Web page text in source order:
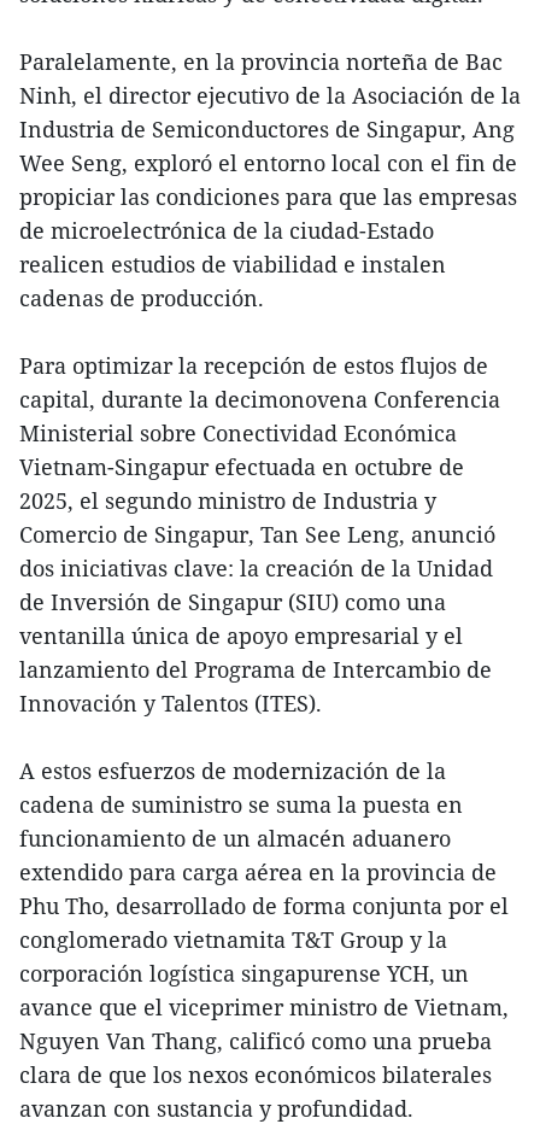
Paralelamente, en la provincia norteña de Bac
Ninh, el director ejecutivo de la Asociación de la
Industria de Semiconductores de Singapur, Ang
Wee Seng, exploró el entorno local con el fin de
propiciar las condiciones para que las empresas
de microelectrónica de la ciudad-Estado
realicen estudios de viabilidad e instalen
cadenas de producción.
Para optimizar la recepción de estos flujos de
capital, durante la decimonovena Conferencia
Ministerial sobre Conectividad Económica
Vietnam-Singapur efectuada en octubre de
2025, el segundo ministro de Industria y
Comercio de Singapur, Tan See Leng, anunció
dos iniciativas clave: la creación de la Unidad
de Inversión de Singapur (SIU) como una
ventanilla única de apoyo empresarial y el
lanzamiento del Programa de Intercambio de
Innovación y Talentos (ITES).
A estos esfuerzos de modernización de la
cadena de suministro se suma la puesta en
funcionamiento de un almacén aduanero
extendido para carga aérea en la provincia de
Phu Tho, desarrollado de forma conjunta por el
conglomerado vietnamita T&T Group y la
corporación logística singapurense YCH, un
avance que el viceprimer ministro de Vietnam,
Nguyen Van Thang, calificó como una prueba
clara de que los nexos económicos bilaterales
avanzan con sustancia y profundidad.